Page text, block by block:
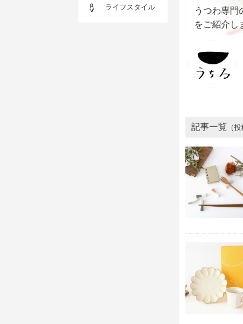
ライフスタイル
うつわ専門
をご紹介し
記事一覧 （